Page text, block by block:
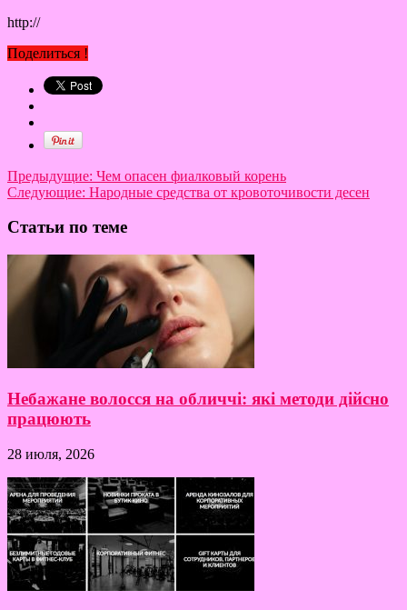
http://
Поделиться !
Предыдущие: Чем опасен фиалковый корень
Следующие: Народные средства от кровоточивости десен
Статьи по теме
Небажане волосся на обличчі: які методи дійсно
працюють
28 июля, 2026